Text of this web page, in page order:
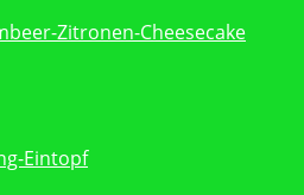
Zitronen-Cheesecake
Eintopf